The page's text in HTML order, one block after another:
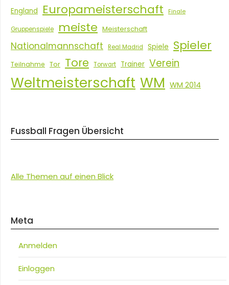
England Europameisterschaft Finale
Gruppenspiele meiste Meisterschaft
Nationalmannschaft Real Madrid Spiele Spieler
Teilnahme Tor Tore Torwart Trainer Verein
Weltmeisterschaft WM WM 2014
Fussball Fragen Übersicht
Alle Themen auf einen Blick
Meta
Anmelden
Einloggen